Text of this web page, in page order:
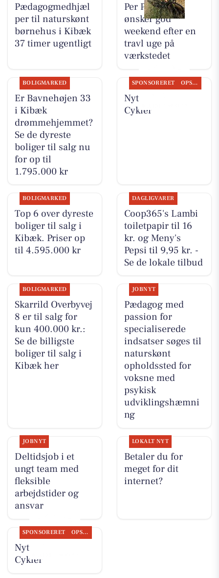
Pædagogmedhjæl
per til naturskønt
børnehus i Kibæk
37 timer ugentligt
Per P. Cykler
ønsker god
weekend efter en
travl uge på
værkstedet
BOLIGMARKED
Er Bavnehøjen 33
i Kibæk
drømmehjemmet?
Se de dyreste
boliger til salg nu
for op til
1.795.000 kr
SPONSORERET OPSLAGSTAVLEN
Nyt fra Per P.
Cykler
BOLIGMARKED
Top 6 over dyreste
boliger til salg i
Kibæk. Priser op
til 4.595.000 kr
DAGLIGVARER
Coop365's Lambi
toiletpapir til 16
kr. og Meny's
Pepsi til 9,95 kr. -
Se de lokale tilbud
BOLIGMARKED
Skarrild Overbyvej
8 er til salg for
kun 400.000 kr.:
Se de billigste
boliger til salg i
Kibæk her
JOBNYT
Pædagog med
passion for
specialiserede
indsatser søges til
naturskønt
opholdssted for
voksne med
psykisk
udviklingshæmni
ng
JOBNYT
Deltidsjob i et
ungt team med
fleksible
arbejdstider og
ansvar
LOKALT NYT
Betaler du for
meget for dit
internet?
SPONSORERET OPSLAGSTAVLEN
Nyt fra Per P.
Cykler